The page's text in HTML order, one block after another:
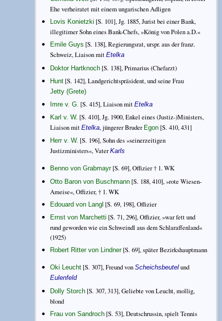
Ehe verheiratet mit einem ungarischen Adligen
Lovis Konietzki [S. 101], Jg. 1885, Jurist bei einer Bank,
illegitimer Sohn eines Bank-Chefs, »König von Polen a.D.«
Emile Guys [S. 138], Regierungsrat, urspr. aus der franz.
Schweiz, Liaison mitEtelka
Doktor Hartknoch [S. 138], Primarius (Chefarzt)
Hunt [S. 142], Landgerichtspräsident, und seine Frau
Jetty (Grete)
Imre v. G. [S. 415], Liaison mitEtelka
Karl v. W. [S. 410], Jg. 1900, Enkel eines (Justiz-)Ministers,
Liaison mitEtelka, jüngerer Bruder Egon [S. 410, 431]
Herr v. W. [S. 196], Sohn des »seinerzeitigen
Justizministers«, VaterKarls
Benno von Grabmayr[S. 69], Offizier † 1. WK
Otto Baron von Buschmann [S. 188, 410], »rote Wiesen-
Ameise«, Offizier, † 1. WK
Edouard von Langl [S. 69, 198], Offizier
Ernst von Marchetti [S. 71, 296], Offizier, »war fett und
rund geworden wie ein Schweindl aus dem Schlaraffenland«
(1925)
Robert Ritter von Lindner[S. 69], später Bezirkshauptmann
Oki Leucht [S. 307], Freund vonScheichsbeutel und
Eulenfeld
Dolly Storch [S. 307, 313], Geliebte von Leucht, mollig,
blond
Frau von Sandroch [S. 53], Deutschrussin, spielt Tennis